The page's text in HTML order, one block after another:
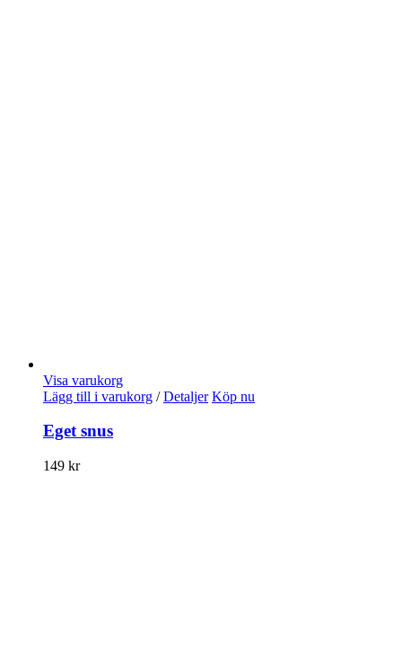
Visa varukorg
Lägg till i varukorg / Detaljer Köp nu
Eget snus
149 kr